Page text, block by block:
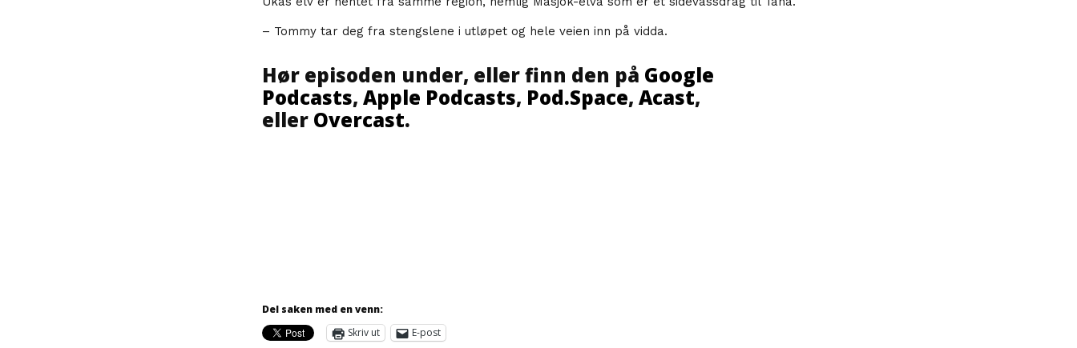
– Tommy tar deg fra stengslene i utløpet og hele veien inn på vidda.
Hør episoden under, eller finn den på Google
Podcasts, Apple Podcasts, Pod.Space, Acast,
eller Overcast.
Del saken med en venn:
Skriv ut
E-post